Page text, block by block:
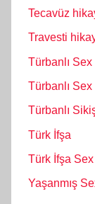
Tecavüz
Travesti
Türbanlı
Türbanlı
Türbanlı
Türk İfşa
Türk İfşa
Yaşanmış